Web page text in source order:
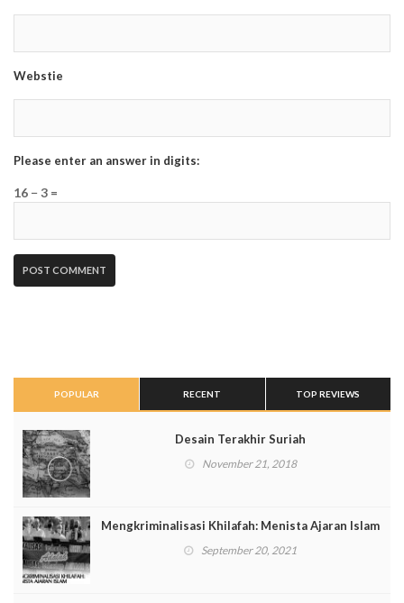
Webstie
Please enter an answer in digits:
16 − 3 =
POPULAR RECENT TOP REVIEWS
Desain Terakhir Suriah
November 21, 2018
Mengkriminalisasi Khilafah: Menista Ajaran Islam
September 20, 2021